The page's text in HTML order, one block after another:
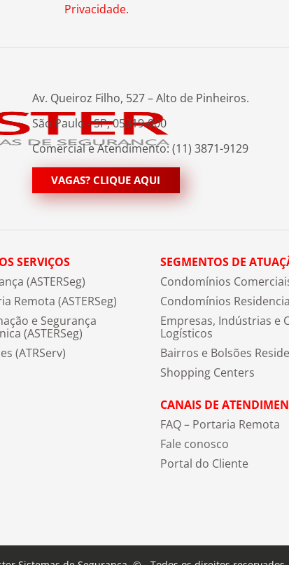
Privacidade.
Av. Queiroz Filho, 527 – Alto de Pinheiros.
São Paulo - SP, 05319-000
Comercial e Atendimento: (11) 3871-9129
VAGAS? CLIQUE AQUI
SERVIÇOS
(ASTERSeg)
Remota (ASTERSeg)
e Segurança
(ASTERSeg)
(ATRServ)
SEGMENTOS DE
Condomínios
Condomínios
Empresas, Indústrias e
Logísticos
Bairros e Bolsões
Shopping Centers
CANAIS DE
FAQ – Portaria Remota
Fale conosco
Portal do Cliente